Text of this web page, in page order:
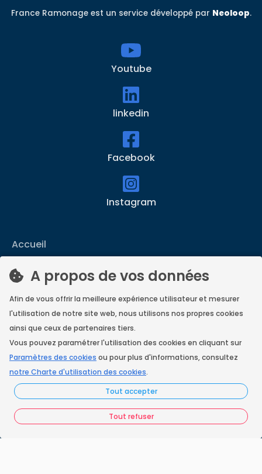
A propos de vos données
Afin de vous offrir la meilleure expérience utilisateur et mesurer
l'utilisation de notre site web, nous utilisons nos propres cookies
ainsi que ceux de partenaires tiers.
Vous pouvez paramétrer l'utilisation des cookies en cliquant sur
Paramètres des cookies ou pour plus d'informations, consultez
notre Charte d'utilisation des cookies.
Tout accepter
Tout refuser
France Ramonage est un service développé par Neoloop.
Youtube
linkedin
Facebook
Instagram
Accueil
Nos engagements
FAQ France Ramonage
Les ramoneurs proches de chez vous
Espace juridique
Préférences Cookies
Vous êtes un ramoneur ?